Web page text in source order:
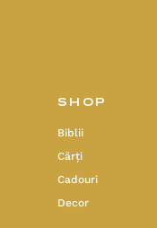
SHOP
Biblii
Cărți
Cadouri
Decor